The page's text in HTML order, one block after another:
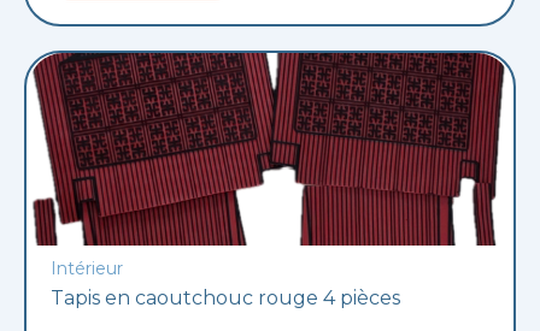
Intérieur
Tapis en caoutchouc rouge 4 pièces